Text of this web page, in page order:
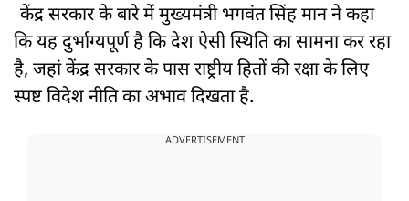
केंद्र सरकार के बारे में मुख्यमंत्री भगवंत सिंह मान ने कहा
कि यह दुर्भाग्यपूर्ण है कि देश ऐसी स्थिति का सामना कर रहा
है, जहां केंद्र सरकार के पास राष्ट्रीय हितों की रक्षा के लिए
स्पष्ट विदेश नीति का अभाव दिखता है.
ADVERTISEMENT